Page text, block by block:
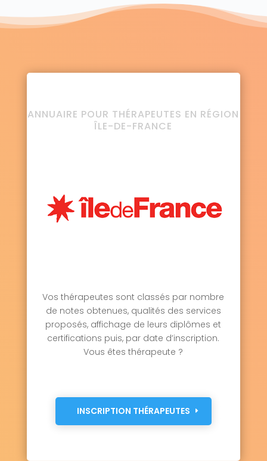
ANNUAIRE POUR THÉRAPEUTES EN RÉGION
ÎLE-DE-FRANCE
Vos thérapeutes sont classés par nombre
de notes obtenues, qualités des services
proposés, affichage de leurs diplômes et
certifications puis, par date d’inscription.
Vous êtes thérapeute ?
INSCRIPTION THÉRAPEUTES